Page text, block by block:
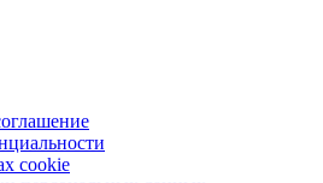
cookie